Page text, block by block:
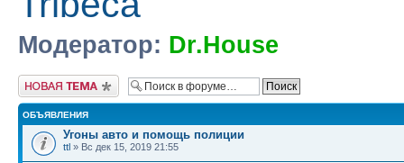
Модератор: Dr.House
Новая тема
ОБЪЯВЛЕНИЯ
Угоны авто и помощь полиции
ttl » Вс дек 15, 2019 21:55